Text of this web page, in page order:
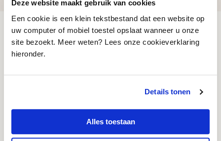
Deze website maakt gebruik van cookies
Een cookie is een klein tekstbestand dat een website op
uw computer of mobiel toestel opslaat wanneer u onze
site bezoekt. Meer weten? Lees onze cookieverklaring
hieronder.
Details tonen
Alles toestaan
Andere